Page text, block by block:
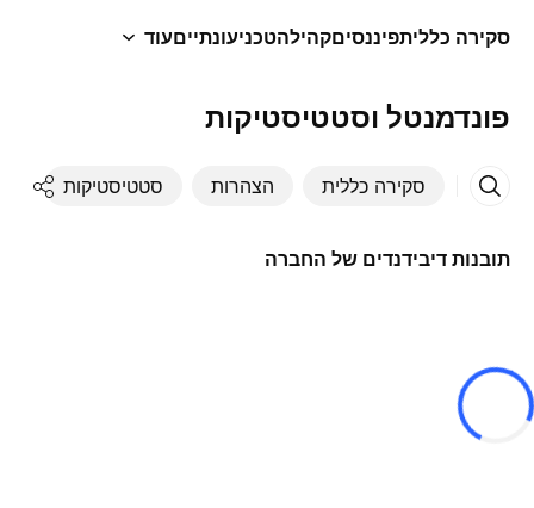
סקירה כלליתפיננסיםקהילהטכניעונתייםעוד
פונדמנטל וסטטיסטיקות
סקירה כללית הצהרות סטטיסטיקות
תובנות דיבידנדים של החברה